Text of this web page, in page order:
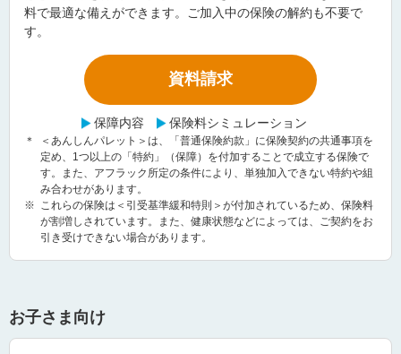
料で最適な備えができます。ご加入中の保険の解約も不要で
す。
資料請求
保障内容 保険料シミュレーション
＊
＜あんしんパレット＞は、「普通保険約款」に保険契約の共通事項を
定め、1つ以上の「特約」（保障）を付加することで成立する保険で
す。また、アフラック所定の条件により、単独加入できない特約や組
み合わせがあります。
※
これらの保険は＜引受基準緩和特則＞が付加されているため、保険料
が割増しされています。また、健康状態などによっては、ご契約をお
引き受けできない場合があります。
お子さま向け